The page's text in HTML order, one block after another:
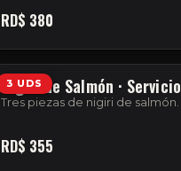
RD$ 380
3 UDS
Nigiri de Salmón · Servicio
Tres piezas de nigiri de salmón.
RD$ 355